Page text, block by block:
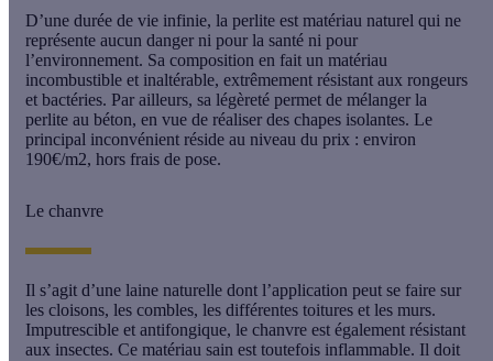
D’une durée de vie infinie, la perlite est matériau naturel qui ne
représente aucun danger ni pour la santé ni pour
l’environnement. Sa composition en fait un matériau
incombustible et inaltérable, extrêmement résistant aux rongeurs
et bactéries. Par ailleurs, sa légèreté permet de mélanger la
perlite au béton, en vue de réaliser des chapes isolantes. Le
principal inconvénient réside au niveau du prix : environ
190€/m2, hors frais de pose.
Le chanvre
Il s’agit d’une laine naturelle dont l’application peut se faire sur
les cloisons, les combles, les différentes toitures et les murs.
Imputrescible et antifongique, le chanvre est également résistant
aux insectes. Ce matériau sain est toutefois inflammable. Il doit